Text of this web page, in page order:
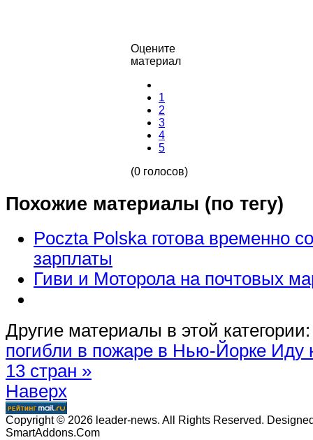
Оцените
материал
1
2
3
4
5
(0 голосов)
Похожие материалы (по тегу)
Poczta Polska готова временно
зарплаты
Гиви и Моторола на почтовых
Другие материалы в этой категории:
погибли в пожаре в Нью-Йорке Иду
13 стран »
Наверх
Copyright © 2026 leader-news. All Rights Reserved.
SmartAddons.Com